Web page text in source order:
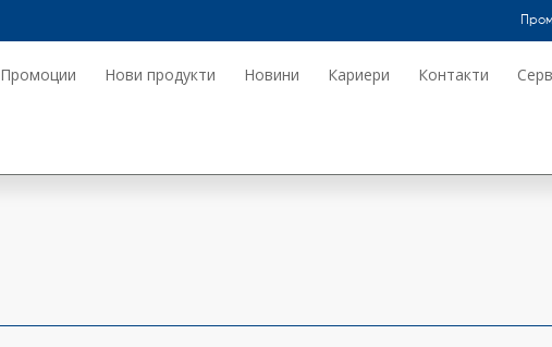
Промоции Нови продукти Новини Кариери Контакти